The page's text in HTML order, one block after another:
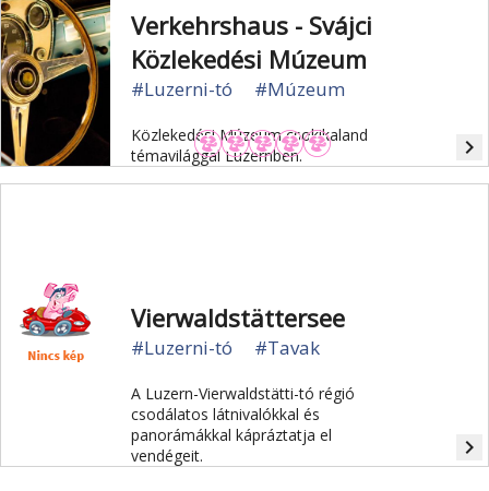
Verkehrshaus - Svájci
Közlekedési Múzeum
#Luzerni-tó #Múzeum
Közlekedési Múzeum csokikaland
témavilággal Luzernben.
navigate_next
Vierwaldstättersee
#Luzerni-tó #Tavak
A Luzern-Vierwaldstätti-tó régió
csodálatos látnivalókkal és
panorámákkal kápráztatja el
vendégeit.
navigate_next